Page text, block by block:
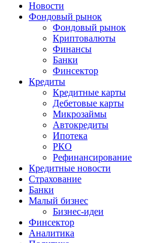
Новости
Фондовый рынок
Фондовый рынок
Криптовалюты
Финансы
Банки
Финсектор
Кредиты
Кредитные карты
Дебетовые карты
Микрозаймы
Автокредиты
Ипотека
РКО
Рефинансирование
Кредитные новости
Страхование
Банки
Малый бизнес
Бизнес-идеи
Финсектор
Аналитика